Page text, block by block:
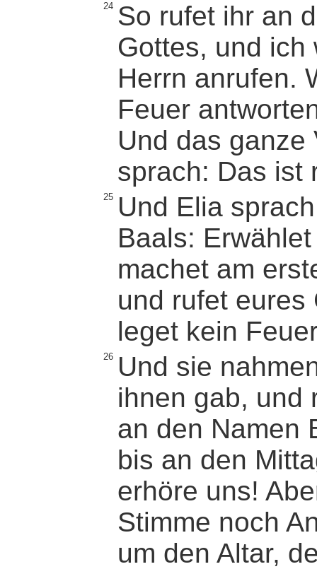
24 So rufet ihr an
Gottes, und ich
Herrn anrufen.
Feuer
Und das ganze
sprach: Das ist
25 Und Elia
Baals:
machet am
und rufet eures
leget kein
26 Und sie
ihnen gab, und
an den Namen
bis an den
erhöre uns!
Stimme noch
um den Altar,